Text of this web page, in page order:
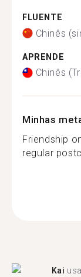
FLUENTE
Chinês
APRENDE
Chinês
Minhas
Friendship
regular
Kai